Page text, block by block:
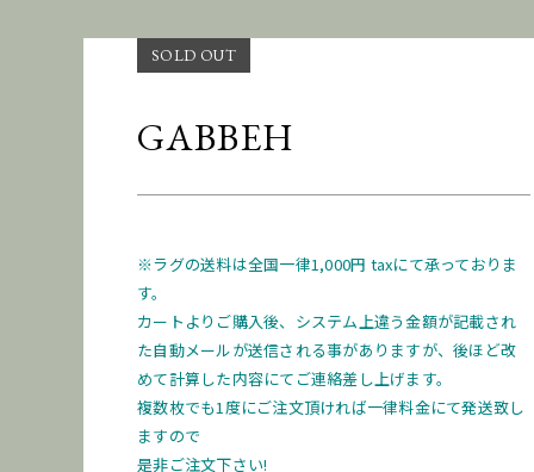
GABBEH
※ラグの送料は全国一律1,000円 taxにて承っておりま
す。
カートよりご購入後、システム上違う金額が記載され
た自動メールが送信される事がありますが、後ほど改
めて計算した内容にてご連絡差し上げます。
複数枚でも1度にご注文頂ければ一律料金にて発送致し
ますので
是非ご注文下さい!